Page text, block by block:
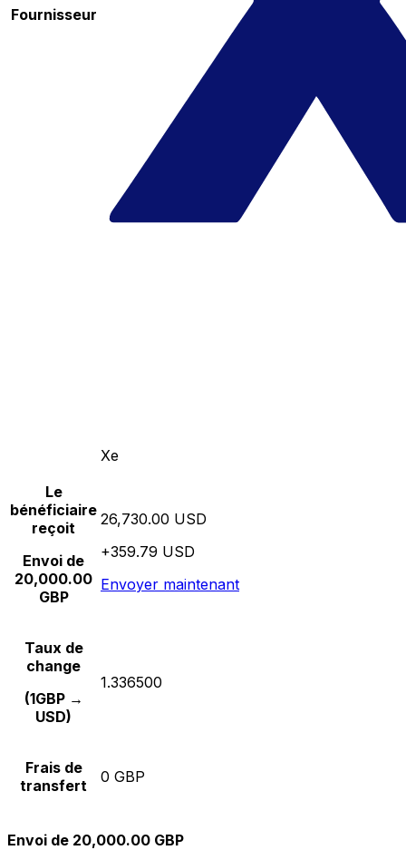
Fournisseur
Xe
Le
bénéficiaire
reçoit
Envoi de
20,000.00
GBP
26,730.00 USD
+359.79 USD
Envoyer maintenant
Taux de
change
(1GBP →
USD)
1.336500
Frais de
transfert
0 GBP
Envoi de 20,000.00 GBP